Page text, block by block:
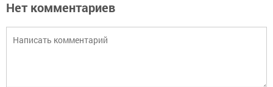
Нет комментариев